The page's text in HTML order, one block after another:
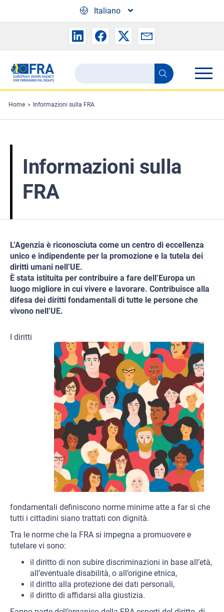
Italiano
Search
the
FRA
website
Search
Home Informazioni sulla FRA
Informazioni sulla
FRA
L’Agenzia è riconosciuta come un centro di eccellenza
unico e indipendente per la promozione e la tutela dei
diritti umani nell’UE.
È stata istituita per contribuire a fare dell’Europa un
luogo migliore in cui vivere e lavorare. Contribuisce alla
difesa dei diritti fondamentali di tutte le persone che
vivono nell’UE.
I diritti
fondamentali definiscono norme minime atte a far sì che
tutti i cittadini siano trattati con dignità.
Tra le norme che la FRA si impegna a promuovere e
tutelare vi sono:
il diritto di non subire discriminazioni in base all’età,
all’eventuale disabilità, o all’origine etnica,
il diritto alla protezione dei dati personali,
il diritto di affidarsi alla giustizia.